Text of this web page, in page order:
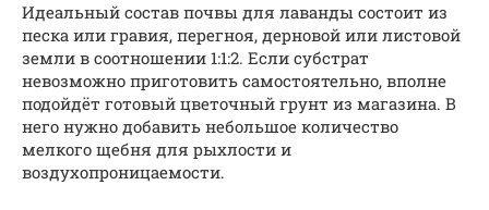
Идеальный состав почвы для лаванды состоит из
песка или гравия, перегноя, дерновой или листовой
земли в соотношении 1:1:2. Если субстрат
невозможно приготовить самостоятельно, вполне
подойдёт готовый цветочный грунт из магазина. В
него нужно добавить небольшое количество
мелкого щебня для рыхлости и
воздухопроницаемости.